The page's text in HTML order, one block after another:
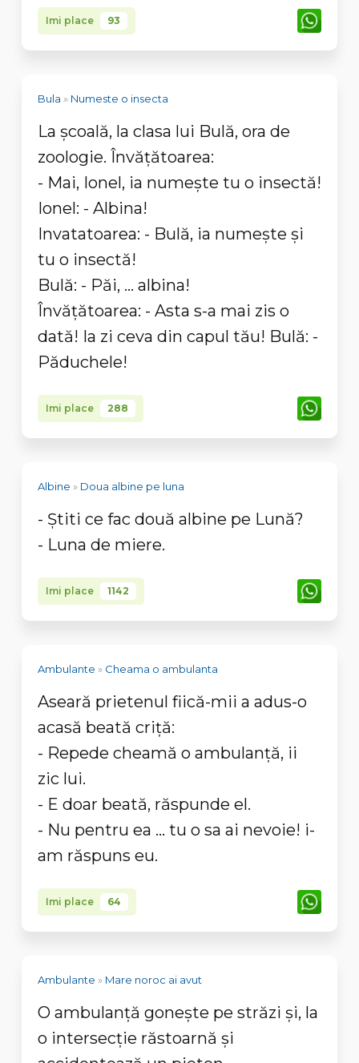
Imi place 93
Bula » Numeste o insecta
La şcoală, la clasa lui Bulă, ora de
zoologie. Învăţătoarea:
- Mai, Ionel, ia numeşte tu o insectă!
Ionel: - Albina!
Invatatoarea: - Bulă, ia numeşte şi
tu o insectă!
Bulă: - Păi, ... albina!
Învăţătoarea: - Asta s-a mai zis o
dată! Ia zi ceva din capul tău! Bulă: -
Păduchele!
Imi place 288
Albine » Doua albine pe luna
- Ştiti ce fac două albine pe Lună?
- Luna de miere.
Imi place 1142
Ambulante » Cheama o ambulanta
Aseară prietenul fiică-mii a adus-o
acasă beată criță:
- Repede cheamă o ambulanță, ii
zic lui.
- E doar beată, răspunde el.
- Nu pentru ea ... tu o sa ai nevoie! i-
am răspuns eu.
Imi place 64
Ambulante » Mare noroc ai avut
O ambulanță gonește pe străzi și, la
o intersecție răstoarnă și